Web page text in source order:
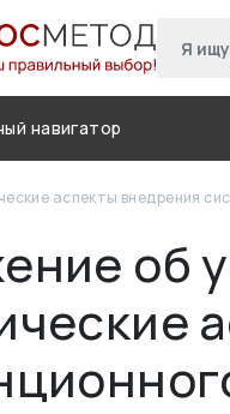
навигатор
аспекты внедрения
об